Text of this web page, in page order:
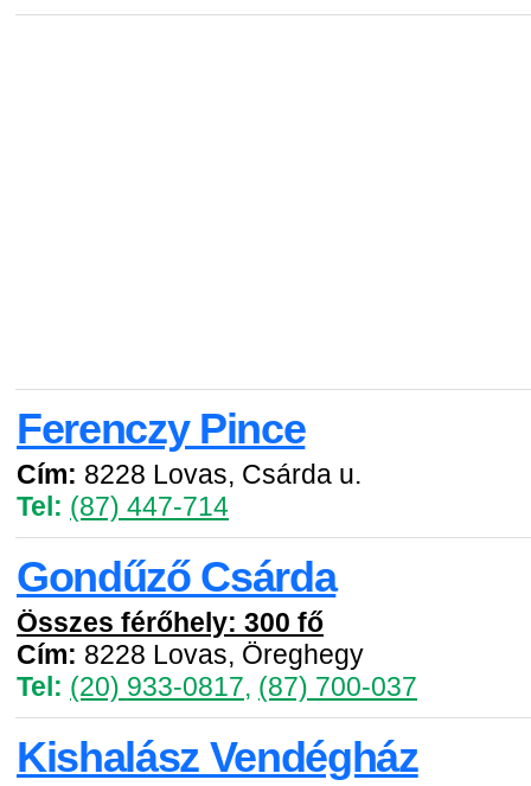
Ferenczy Pince
Cím: 8228 Lovas, Csárda u.
Tel: (87) 447-714
Gondűző Csárda
Összes férőhely: 300 fő
Cím: 8228 Lovas, Öreghegy
Tel: (20) 933-0817, (87) 700-037
Kishalász Vendégház